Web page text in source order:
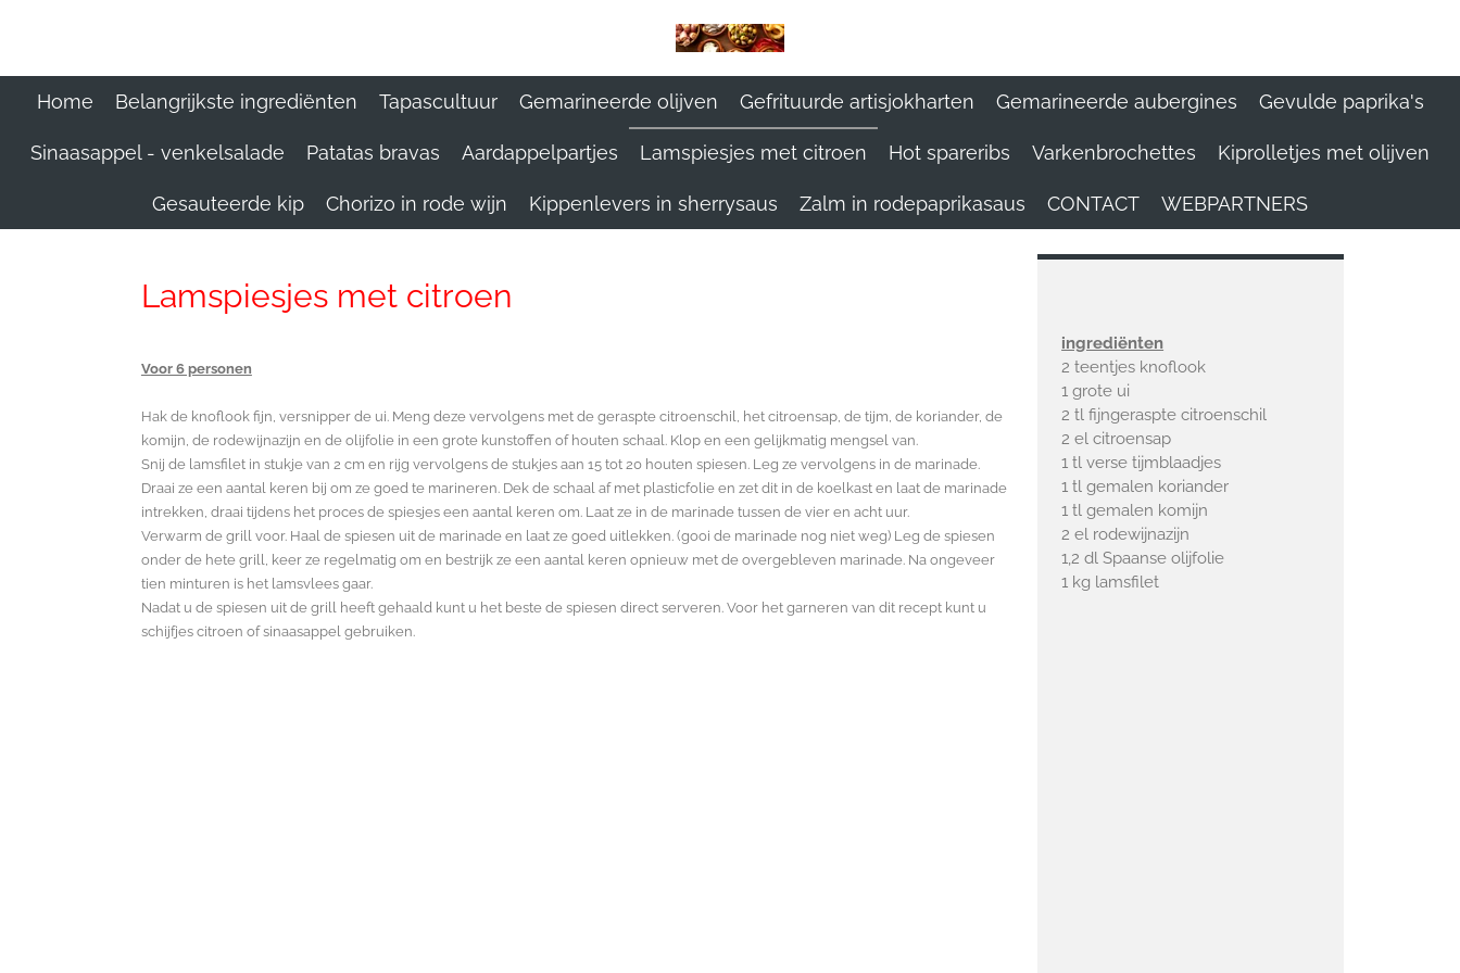
Home Belangrijkste ingrediënten Tapascultuur Gemarineerde olijven Gefrituurde artisjokharten Gemarineerde aubergines Gevulde paprika's
Sinaasappel - venkelsalade Patatas bravas Aardappelpartjes Lamspiesjes met citroen Hot spareribs Varkenbrochettes Kiprolletjes met olijven
Gesauteerde kip Chorizo in rode wijn Kippenlevers in sherrysaus Zalm in rodepaprikasaus CONTACT WEBPARTNERS
Lamspiesjes met citroen
Voor 6 personen
Hak de knoflook fijn, versnipper de ui. Meng deze vervolgens met de geraspte citroenschil, het citroensap, de tijm, de koriander, de
komijn, de rodewijnazijn en de olijfolie in een grote kunstoffen of houten schaal. Klop en een gelijkmatig mengsel van.
Snij de lamsfilet in stukje van 2 cm en rijg vervolgens de stukjes aan 15 tot 20 houten spiesen. Leg ze vervolgens in de marinade.
Draai ze een aantal keren bij om ze goed te marineren. Dek de schaal af met plasticfolie en zet dit in de koelkast en laat de marinade
intrekken, draai tijdens het proces de spiesjes een aantal keren om. Laat ze in de marinade tussen de vier en acht uur.
Verwarm de grill voor. Haal de spiesen uit de marinade en laat ze goed uitlekken. (gooi de marinade nog niet weg) Leg de spiesen
onder de hete grill, keer ze regelmatig om en bestrijk ze een aantal keren opnieuw met de overgebleven marinade. Na ongeveer
tien minturen is het lamsvlees gaar.
Nadat u de spiesen uit de grill heeft gehaald kunt u het beste de spiesen direct serveren. Voor het garneren van dit recept kunt u
schijfjes citroen of sinaasappel gebruiken.
ingrediënten
2 teentjes knoflook
1 grote ui
2 tl fijngeraspte citroenschil
2 el citroensap
1 tl verse tijmblaadjes
1 tl gemalen koriander
1 tl gemalen komijn
2 el rodewijnazijn
1,2 dl Spaanse olijfolie
1 kg lamsfilet